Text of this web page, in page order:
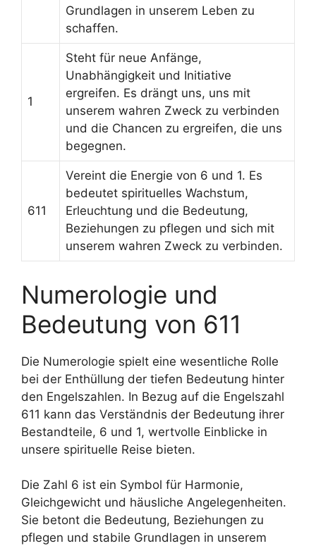
Grundlagen in unserem Leben zu
schaffen.
1
Steht für neue Anfänge,
Unabhängigkeit und Initiative
ergreifen. Es drängt uns, uns mit
unserem wahren Zweck zu verbinden
und die Chancen zu ergreifen, die uns
begegnen.
611
Vereint die Energie von 6 und 1. Es
bedeutet spirituelles Wachstum,
Erleuchtung und die Bedeutung,
Beziehungen zu pflegen und sich mit
unserem wahren Zweck zu verbinden.
Numerologie und
Bedeutung von 611
Die Numerologie spielt eine wesentliche Rolle
bei der Enthüllung der tiefen Bedeutung hinter
den Engelszahlen. In Bezug auf die Engelszahl
611 kann das Verständnis der Bedeutung ihrer
Bestandteile, 6 und 1, wertvolle Einblicke in
unsere spirituelle Reise bieten.
Die Zahl 6 ist ein Symbol für Harmonie,
Gleichgewicht und häusliche Angelegenheiten.
Sie betont die Bedeutung, Beziehungen zu
pflegen und stabile Grundlagen in unserem